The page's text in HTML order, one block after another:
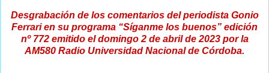
Desgrabación de los comentarios del periodista Gonio
Ferrari en su programa “Síganme los buenos” edición
nº 772 emitido el domingo 2 de abril de 2023 por la
AM580 Radio Universidad Nacional de Córdoba.